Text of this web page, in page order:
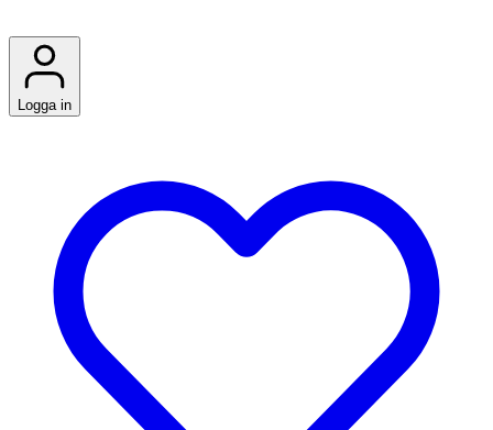
Logga in